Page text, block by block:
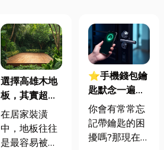
選擇高雄木地
板，其實超簡
單｜一次搞懂
安裝、材質和
施工要點🔨
在居家裝潢
中，地板往往
是最容易被忽
⭐手機錢包鑰
匙默念一遍也
沒用?8大高雄
電子鎖推薦，
再也不怕忘記
你會有常常忘
記帶鑰匙的困
擾嗎?那現在電